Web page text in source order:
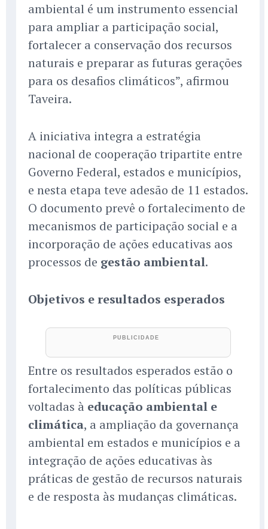
ambiental é um instrumento essencial
para ampliar a participação social,
fortalecer a conservação dos recursos
naturais e preparar as futuras gerações
para os desafios climáticos”, afirmou
Taveira.
A iniciativa integra a estratégia
nacional de cooperação tripartite entre
Governo Federal, estados e municípios,
e nesta etapa teve adesão de 11 estados.
O documento prevê o fortalecimento de
mecanismos de participação social e a
incorporação de ações educativas aos
processos de gestão ambiental.
Objetivos e resultados esperados
Entre os resultados esperados estão o
fortalecimento das políticas públicas
voltadas à educação ambiental e
climática, a ampliação da governança
ambiental em estados e municípios e a
integração de ações educativas às
práticas de gestão de recursos naturais
e de resposta às mudanças climáticas.